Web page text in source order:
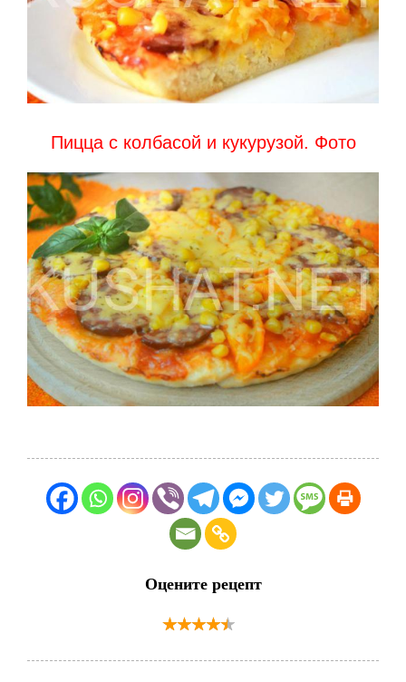
Пицца с колбасой и кукурузой. Фото
Оцените рецепт